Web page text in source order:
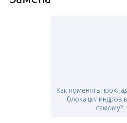
Как поменять
блока цилиндров
самому?